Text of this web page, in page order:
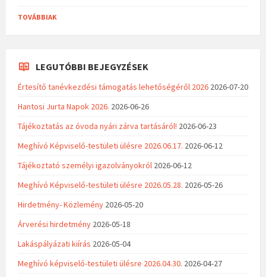
TOVÁBBIAK
LEGUTÓBBI BEJEGYZÉSEK
Értesítő tanévkezdési támogatás lehetőségéről 2026 2026-07-20
Hantosi Jurta Napok 2026. 2026-06-26
Tájékoztatás az óvoda nyári zárva tartásáról! 2026-06-23
Meghívó Képviselő-testületi ülésre 2026.06.17. 2026-06-12
Tájékoztató személyi igazolványokról 2026-06-12
Meghívó Képviselő-testületi ülésre 2026.05.28. 2026-05-26
Hirdetmény- Közlemény 2026-05-20
Árverési hirdetmény 2026-05-18
Lakáspályázati kiírás 2026-05-04
Meghívó képviselő-testületi ülésre 2026.04.30. 2026-04-27